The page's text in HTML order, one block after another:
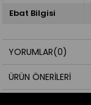
Ebat Bilgisi
YORUMLAR(0)
ÜRÜN ÖNERILERI